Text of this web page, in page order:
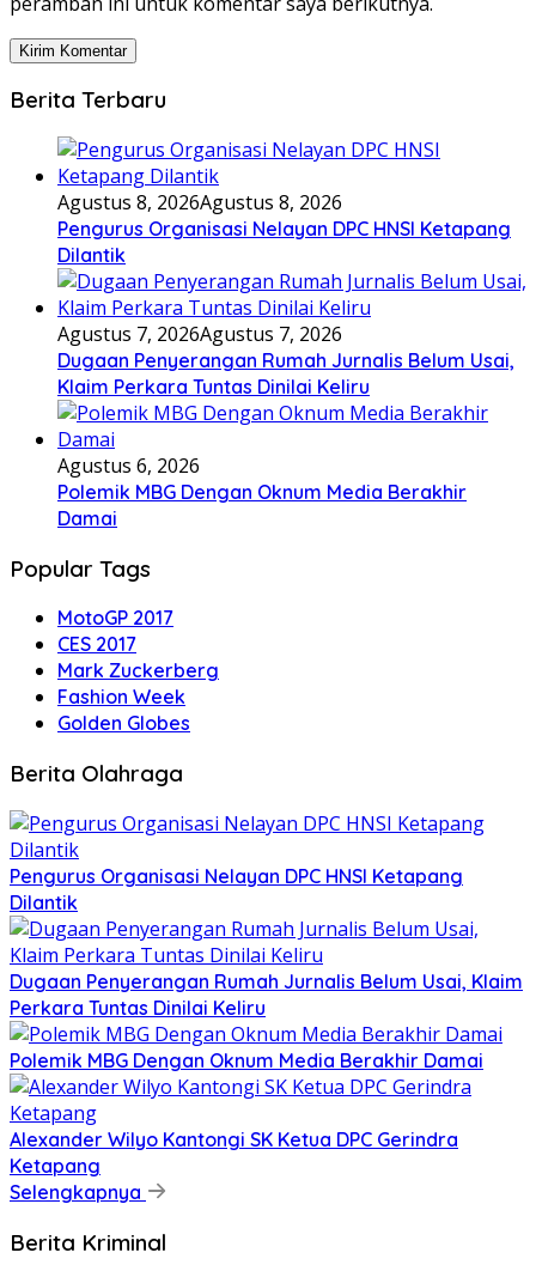
Berita Terbaru
Agustus 8, 2026Agustus 8, 2026
Pengurus Organisasi Nelayan DPC HNSI Ketapang
Dilantik
Agustus 7, 2026Agustus 7, 2026
Dugaan Penyerangan Rumah Jurnalis Belum Usai,
Klaim Perkara Tuntas Dinilai Keliru
Agustus 6, 2026
Polemik MBG Dengan Oknum Media Berakhir
Damai
Popular Tags
MotoGP 2017
CES 2017
Mark Zuckerberg
Fashion Week
Golden Globes
Berita Olahraga
Pengurus Organisasi Nelayan DPC HNSI Ketapang
Dilantik
Dugaan Penyerangan Rumah Jurnalis Belum Usai, Klaim
Perkara Tuntas Dinilai Keliru
Polemik MBG Dengan Oknum Media Berakhir Damai
Alexander Wilyo Kantongi SK Ketua DPC Gerindra
Ketapang
Selengkapnya
Berita Kriminal